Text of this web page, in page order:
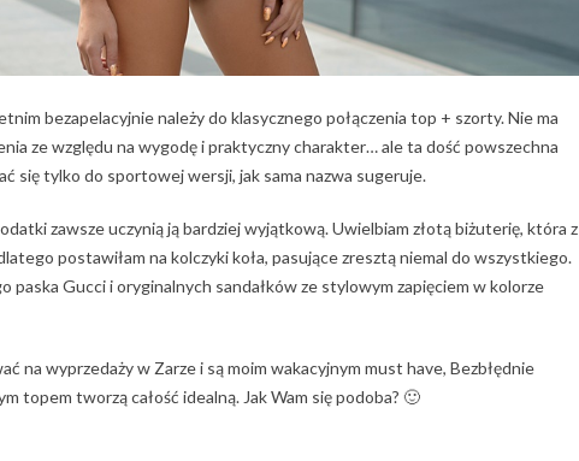
bezapelacyjnie należy do klasycznego połączenia top + szorty. Nie ma
ze względu na wygodę i praktyczny charakter… ale ta dość powszechna
się tylko do sportowej wersji, jak sama nazwa sugeruje.
zawsze uczynią ją bardziej wyjątkową. Uwielbiam złotą biżuterię, która z
postawiłam na kolczyki koła, pasujące zresztą niemal do wszystkiego.
paska Gucci i oryginalnych sandałków ze stylowym zapięciem w kolorze
na wyprzedaży w Zarze i są moim wakacyjnym must have, Bezbłędnie
topem tworzą całość idealną. Jak Wam się podoba? 🙂